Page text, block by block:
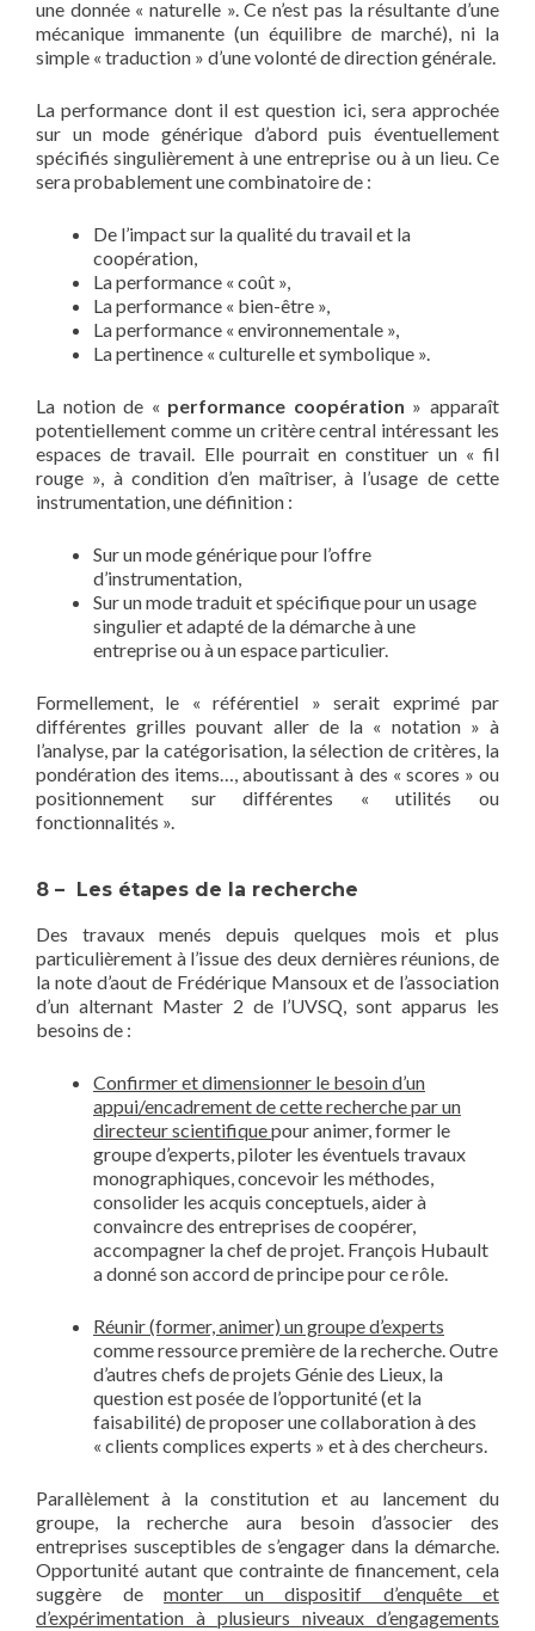
une donnée « naturelle ». Ce n’est pas la résultante d’une
mécanique immanente (un équilibre de marché), ni la
simple « traduction » d’une volonté de direction générale.
La performance dont il est question ici, sera approchée
sur un mode générique d’abord puis éventuellement
spécifiés singulièrement à une entreprise ou à un lieu. Ce
sera probablement une combinatoire de :
De l’impact sur la qualité du travail et la
coopération,
La performance « coût »,
La performance « bien-être »,
La performance « environnementale »,
La pertinence « culturelle et symbolique ».
La notion de « performance coopération » apparaît
potentiellement comme un critère central intéressant les
espaces de travail. Elle pourrait en constituer un « fil
rouge », à condition d’en maîtriser, à l’usage de cette
instrumentation, une définition :
Sur un mode générique pour l’offre
d’instrumentation,
Sur un mode traduit et spécifique pour un usage
singulier et adapté de la démarche à une
entreprise ou à un espace particulier.
Formellement, le « référentiel » serait exprimé par
différentes grilles pouvant aller de la « notation » à
l’analyse, par la catégorisation, la sélection de critères, la
pondération des items…, aboutissant à des « scores » ou
positionnement sur différentes « utilités ou
fonctionnalités ».
8 – Les étapes de la recherche
Des travaux menés depuis quelques mois et plus
particulièrement à l’issue des deux dernières réunions, de
la note d’aout de Frédérique Mansoux et de l’association
d’un alternant Master 2 de l’UVSQ, sont apparus les
besoins de :
Confirmer et dimensionner le besoin d’un
appui/encadrement de cette recherche par un
directeur scientifiquepour animer, former le
groupe d’experts, piloter les éventuels travaux
monographiques, concevoir les méthodes,
consolider les acquis conceptuels, aider à
convaincre des entreprises de coopérer,
accompagner la chef de projet. François Hubault
a donné son accord de principe pour ce rôle.
Réunir (former, animer) un groupe d’experts
comme ressource première de la recherche. Outre
d’autres chefs de projets Génie des Lieux, la
question est posée de l’opportunité (et la
faisabilité) de proposer une collaboration à des
« clients complices experts » et à des chercheurs.
Parallèlement à la constitution et au lancement du
groupe, la recherche aura besoin d’associer des
entreprises susceptibles de s’engager dans la démarche.
Opportunité autant que contrainte de financement, cela
suggère de monter un dispositif d’enquête et
d’expérimentation à plusieurs niveaux d’engagements